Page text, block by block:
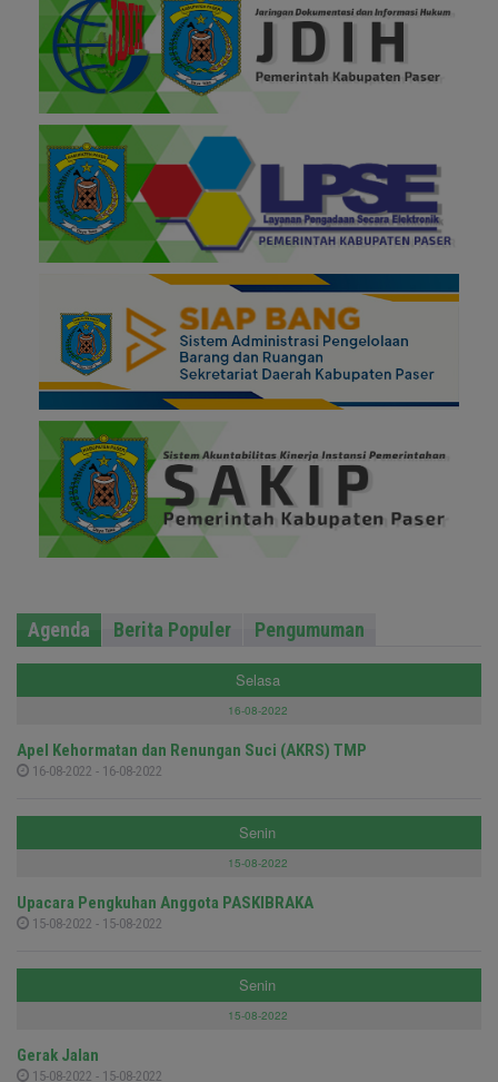
Agenda Berita Populer Pengumuman
Selasa
16-08-2022
Apel Kehormatan dan Renungan Suci (AKRS) TMP
16-08-2022 - 16-08-2022
Senin
15-08-2022
Upacara Pengkuhan Anggota PASKIBRAKA
15-08-2022 - 15-08-2022
Senin
15-08-2022
Gerak Jalan
15-08-2022 - 15-08-2022